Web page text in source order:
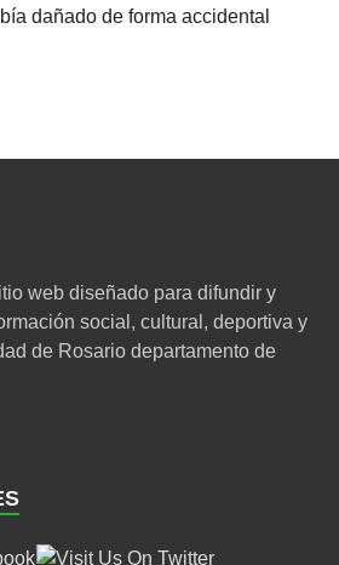
dañado de forma accidental
web diseñado para difundir y
social, cultural, deportiva y
de Rosario departamento de